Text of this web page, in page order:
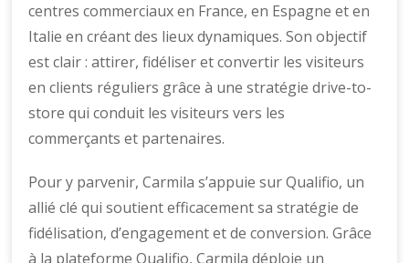
centres commerciaux en France, en Espagne et en
Italie en créant des lieux dynamiques. Son objectif
est clair : attirer, fidéliser et convertir les visiteurs
en clients réguliers grâce à une stratégie drive-to-
store qui conduit les visiteurs vers les
commerçants et partenaires.
Pour y parvenir, Carmila s’appuie sur Qualifio, un
allié clé qui soutient efficacement sa stratégie de
fidélisation, d’engagement et de conversion. Grâce
à la plateforme Qualifio, Carmila déploie un